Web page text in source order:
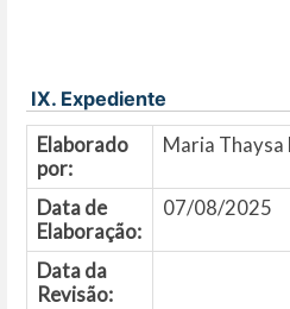
IX. Expediente
Elaborado
por:
Maria
Data de
Elaboração:
07/08/2025
Data da
Revisão: